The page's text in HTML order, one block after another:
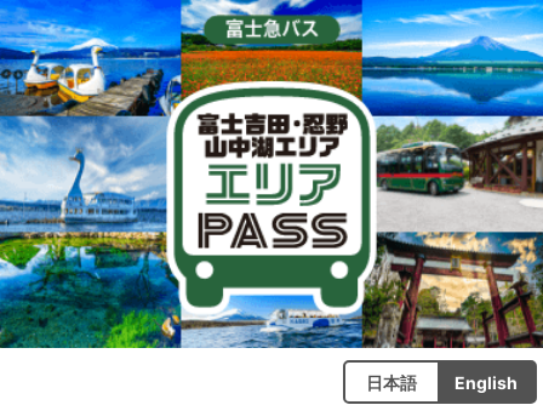
日本語 English